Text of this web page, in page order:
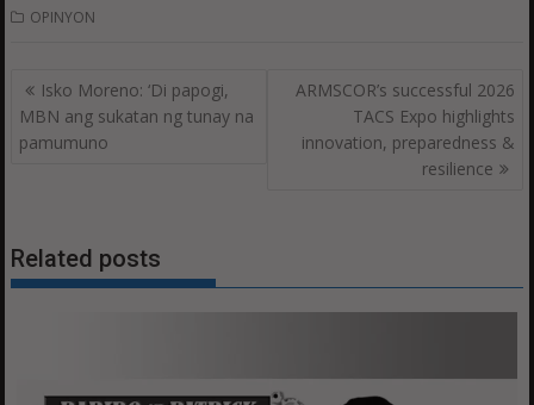
OPINYON
Post
navigation
Isko Moreno: ‘Di papogi,
MBN ang sukatan ng tunay na
pamumuno
ARMSCOR’s successful 2026
TACS Expo highlights
innovation, preparedness &
resilience
Related posts